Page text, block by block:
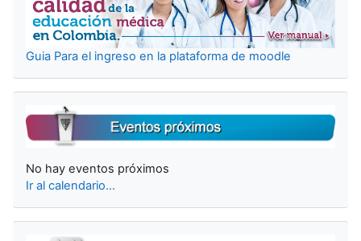
Guia Para el ingreso en la plataforma de moodle
No hay eventos próximos
Ir al calendario...